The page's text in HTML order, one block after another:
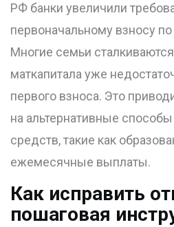
РФ банки увеличили
первоначальному взносу
Многие семьи
маткапитала уже
первого взноса. Это
на альтернативные
средств, такие как
ежемесячные выплаты.
Как исправить
пошаговая